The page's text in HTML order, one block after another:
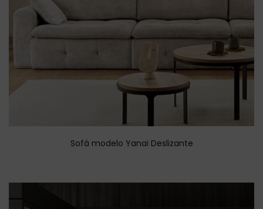
Sofá modelo Yanai Deslizante